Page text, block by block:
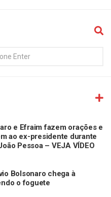
e Efraim fazem orações e
ao ex-presidente durante
Pessoa – VEJA VÍDEO
Bolsonaro chega à
o foguete